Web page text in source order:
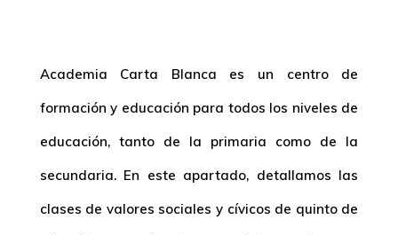
Academia Carta Blanca es un centro de
formación y educación para todos los niveles de
educación, tanto de la primaria como de la
secundaria. En este apartado, detallamos las
clases de valores sociales y cívicos de quinto de